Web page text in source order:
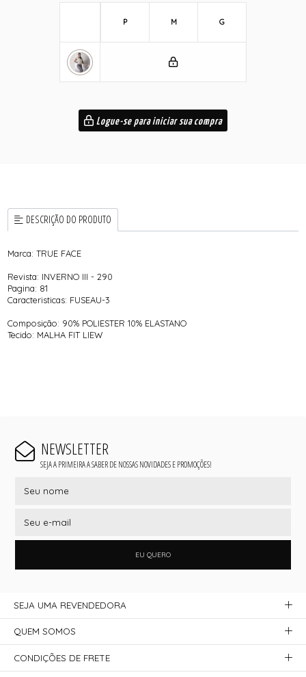
P M G
Logue-se para iniciar sua compra
DESCRIÇÃO DO PRODUTO
Marca: TRUE FACE
Revista: INVERNO III - 290
Pagina: 81
Caracteristicas: FUSEAU-3
Composição: 90% POLIESTER 10% ELASTANO
Tecido: MALHA FIT LIEW
NEWSLETTER
SEJA A PRIMEIRA A SABER DE NOSSAS NOVIDADES E PROMOÇÕES!
EU QUERO
SEJA UMA REVENDEDORA
QUEM SOMOS
CONDIÇÕES DE FRETE